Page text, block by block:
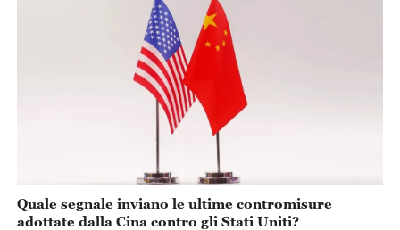
Quale segnale inviano le ultime contromisure
adottate dalla Cina contro gli Stati Uniti?